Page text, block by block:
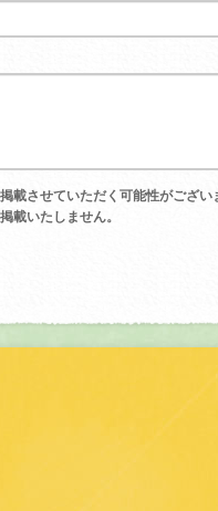
載させていただく可能性がござい
載いたしません。